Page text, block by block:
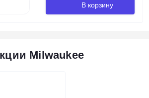
В корзину
Milwaukee